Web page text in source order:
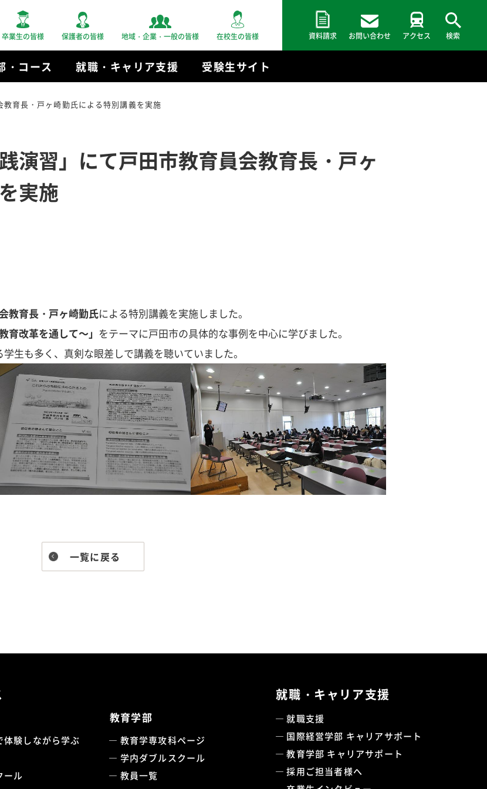
卒業生の皆様 保護者の皆様 地域・企業・一般の皆様 在校生の皆様 資料請求 お問い合わせ アクセス 検索
・コース 就職・キャリア支援 受験生サイト
教育長・戸ヶ崎勤氏による特別講義を実施
演習」にて戸田市教育員会教育長・戸ヶ
実施
教育長・戸ヶ崎勤氏による特別講義を実施しました。
育改革を通して～」 をテーマに戸田市の具体的な事例を中心に学びました。
生も多く、真剣な眼差しで講義を聴いていました。
一覧に戻る
体験しながら学ぶ
ール
教育学部
教育学専攻科ページ
学内ダブルスクール
教員一覧
就職・キャリア支援
就職支援
国際経営学部 キャリアサポート
教育学部 キャリアサポート
採用ご担当者様へ